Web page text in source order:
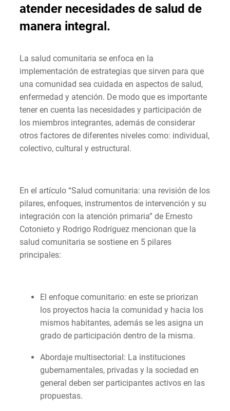
atender necesidades de salud de
manera integral.
La salud comunitaria se enfoca en la
implementación de estrategias que sirven para que
una comunidad sea cuidada en aspectos de salud,
enfermedad y atención. De modo que es importante
tener en cuenta las necesidades y participación de
los miembros integrantes, además de considerar
otros factores de diferentes niveles como: individual,
colectivo, cultural y estructural.
En el artículo “Salud comunitaria: una revisión de los
pilares, enfoques, instrumentos de intervención y su
integración con la atención primaria” de Ernesto
Cotonieto y Rodrigo Rodríguez mencionan que la
salud comunitaria se sostiene en 5 pilares
principales:
El enfoque comunitario: en este se priorizan
los proyectos hacia la comunidad y hacia los
mismos habitantes, además se les asigna un
grado de participación dentro de la misma.
Abordaje multisectorial: La instituciones
gubernamentales, privadas y la sociedad en
general deben ser participantes activos en las
propuestas.